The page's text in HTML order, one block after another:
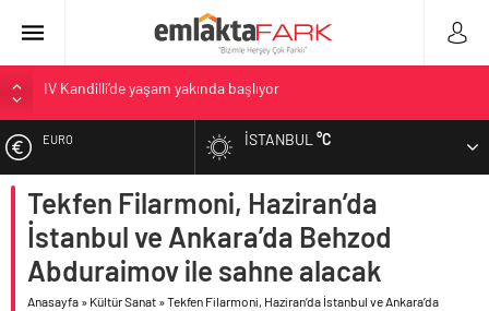
İV Kandilli’de yaşam yakında başlıyor
OYAK Çimento, jeopolitik risklere ve maliyet baskısına rağmen
2026’nın ikinci çeyreğinde olumlu performansını sürdürdü
Geberit Info Showroom, yaklaşık 300 sektör profesyonelini
ağırladı
Çimko, stratejik pazarlama vizyonuyla bayilerinin kurumsal
gelişimini destekliyor
Birleşik Arap Emirlikleri’nin ilk yüksek hızlı demiryolu projesine
Kalyon İnşaat imzası
EURO
ALTIN
BIST
DOLAR
İSTANBUL°C
Tekfen Filarmoni, Haziran’da
İstanbul ve Ankara’da Behzod
Abduraimov ile sahne alacak
Anasayfa » Kültür Sanat »Tekfen Filarmoni, Haziran’da İstanbul ve Ankara’da